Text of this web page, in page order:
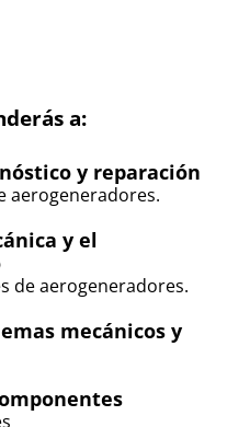
a:
y reparación
aerogeneradores.
y el
de aerogeneradores.
mecánicos y